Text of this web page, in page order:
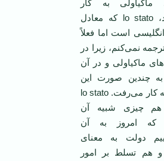
ماکیاولی به کار
می‌رود، lo stato که معادل
state انگلیسی است اما فعلاً
نمی‌کنم، زیرا در
ماکیاولی و در آن
چندین صورت این
کلمه به کار می‌رفت. lo stato
هم چیزی شبیه آن
که امروز به آن
دولت به معنای
state و هم تسلط بر امور